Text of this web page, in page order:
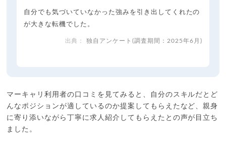
自分でも気づいていなかった強みを引き出してくれたの
が大きな転機でした。
独自アンケート(調査期間：2025年6月)
マーキャリ利用者の口コミを見てみると、自分のスキルだとど
んなポジションが適しているのか提案してもらえたなど、親身
に寄り添いながら丁寧に求人紹介してもらえたとの声が目立ち
ました。